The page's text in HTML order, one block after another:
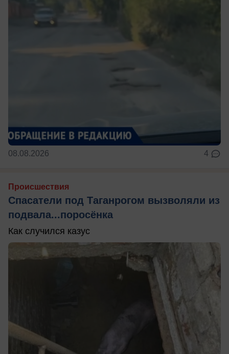
08.08.2026 4
Происшествия
Спасатели под Таганрогом вызволяли из
подвала...поросёнка
Как случился казус